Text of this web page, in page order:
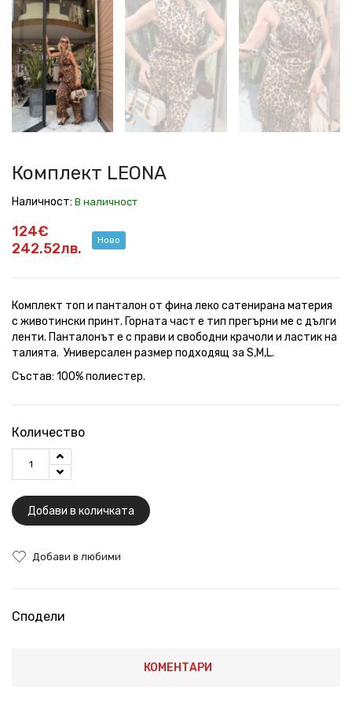
LEONA
LEONA
LEONA
LEONA
LEONA
LEONA
LEONA
Комплект LEONA
Наличност: В наличност
124€
242.52лв.
Ново
Комплект топ и панталон от фина леко сатенирана материя
с животински принт. Горната част е тип прегърни ме с дълги
ленти. Панталонът е с прави и свободни крачоли и ластик на
талията. Универсален размер подходящ за S,M,L.
Състав: 100% полиестер.
Количество
Добави в количката
Добави в любими
Сподели
КОМЕНТАРИ